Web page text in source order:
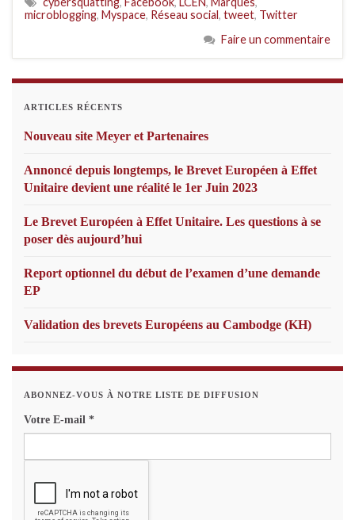
microblogging, Myspace, Réseau social, tweet, Twitter
Faire un commentaire
ARTICLES RÉCENTS
Nouveau site Meyer et Partenaires
Annoncé depuis longtemps, le Brevet Européen à Effet
Unitaire devient une réalité le 1er Juin 2023
Le Brevet Européen à Effet Unitaire. Les questions à se
poser dès aujourd’hui
Report optionnel du début de l’examen d’une demande
EP
Validation des brevets Européens au Cambodge (KH)
ABONNEZ-VOUS À NOTRE LISTE DE DIFFUSION
Votre E-mail *